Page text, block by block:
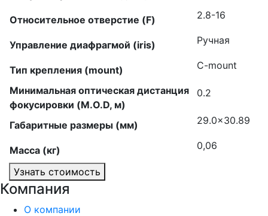
Относительное отверстие (F) 2.8-16
Управление диафрагмой (iris) Ручная
Тип крепления (mount) C-mount
Минимальная оптическая дистанция
фокусировки (M.O.D, м)
0.2
Габаритные размеры (мм) 29.0×30.89
Масса (кг) 0,06
Узнать стоимость
Компания
О компании